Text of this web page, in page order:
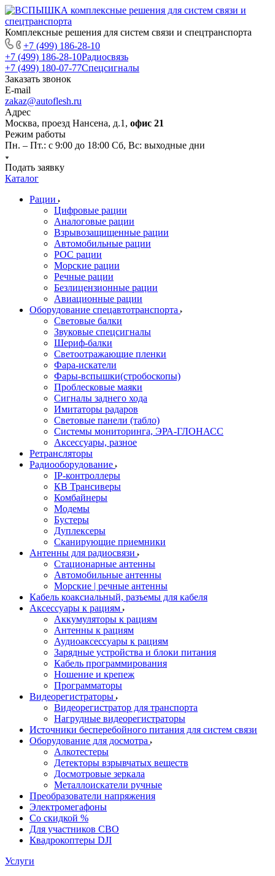
Комплексные решения для систем связи и спецтранспорта
+7 (499) 186-28-10
+7 (499) 186-28-10Радиосвязь
+7 (499) 180-07-77Спецсигналы
Заказать звонок
E-mail
zakaz@autoflesh.ru
Адрес
Москва, проезд Нансена, д.1, офис 21
Режим работы
Пн. – Пт.: с 9:00 до 18:00 Cб, Вс: выходные дни
Подать заявку
Каталог
Рации
Цифровые рации
Аналоговые рации
Взрывозащищенные рации
Автомобильные рации
POC рации
Морские рации
Речные рации
Безлицензионные рации
Авиационные рации
Оборудование спецавтотранспорта
Световые балки
Звуковые спецсигналы
Шериф-балки
Светоотражающие пленки
Фара-искатели
Фары-вспышки(стробоскопы)
Проблесковые маяки
Сигналы заднего хода
Имитаторы радаров
Световые панели (табло)
Системы мониторинга, ЭРА-ГЛОНАСС
Аксессуары, разное
Ретрансляторы
Радиооборудование
IP-контроллеры
КВ Трансиверы
Комбайнеры
Модемы
Бустеры
Дуплексеры
Сканирующие приемники
Антенны для радиосвязи
Стационарные антенны
Автомобильные антенны
Морские | речные антенны
Кабель коаксиальный, разъемы для кабеля
Аксессуары к рациям
Аккумуляторы к рациям
Антенны к рациям
Аудиоаксессуары к рациям
Зарядные устройства и блоки питания
Кабель программирования
Ношение и крепеж
Программаторы
Видеорегистраторы
Видеорегистратор для транспорта
Нагрудные видеорегистраторы
Источники бесперебойного питания для систем связи
Оборудование для досмотра
Алкотестеры
Детекторы взрывчатых веществ
Досмотровые зеркала
Металлоискатели ручные
Преобразователи напряжения
Электромегафоны
Со скидкой %
Для участников СВО
Квадрокоптеры DJI
Услуги